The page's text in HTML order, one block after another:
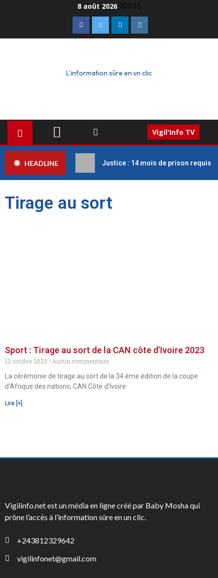
8 août 2026 07:15
L'information sûre en un clic
Vigil'Info TV
HEADLINE Justice : 14 mois de prison requis
Tirage au sort
Sport : Tirage au sort de la CAN côte d’Ivoire 2023
12 octobre 2023
Aucun commentaire
La cérémonie de tirage au sort de la 34 ème édition de la coupe
d’Afrique des nations, CAN Côte d’Ivoire
Lire [+]
Vigilinfo.net est un média en ligne créé par Baby Mosha qui
prône l’accès à l’information sûre en un clic.
+243812329642
vigilinfonet@gmail.com